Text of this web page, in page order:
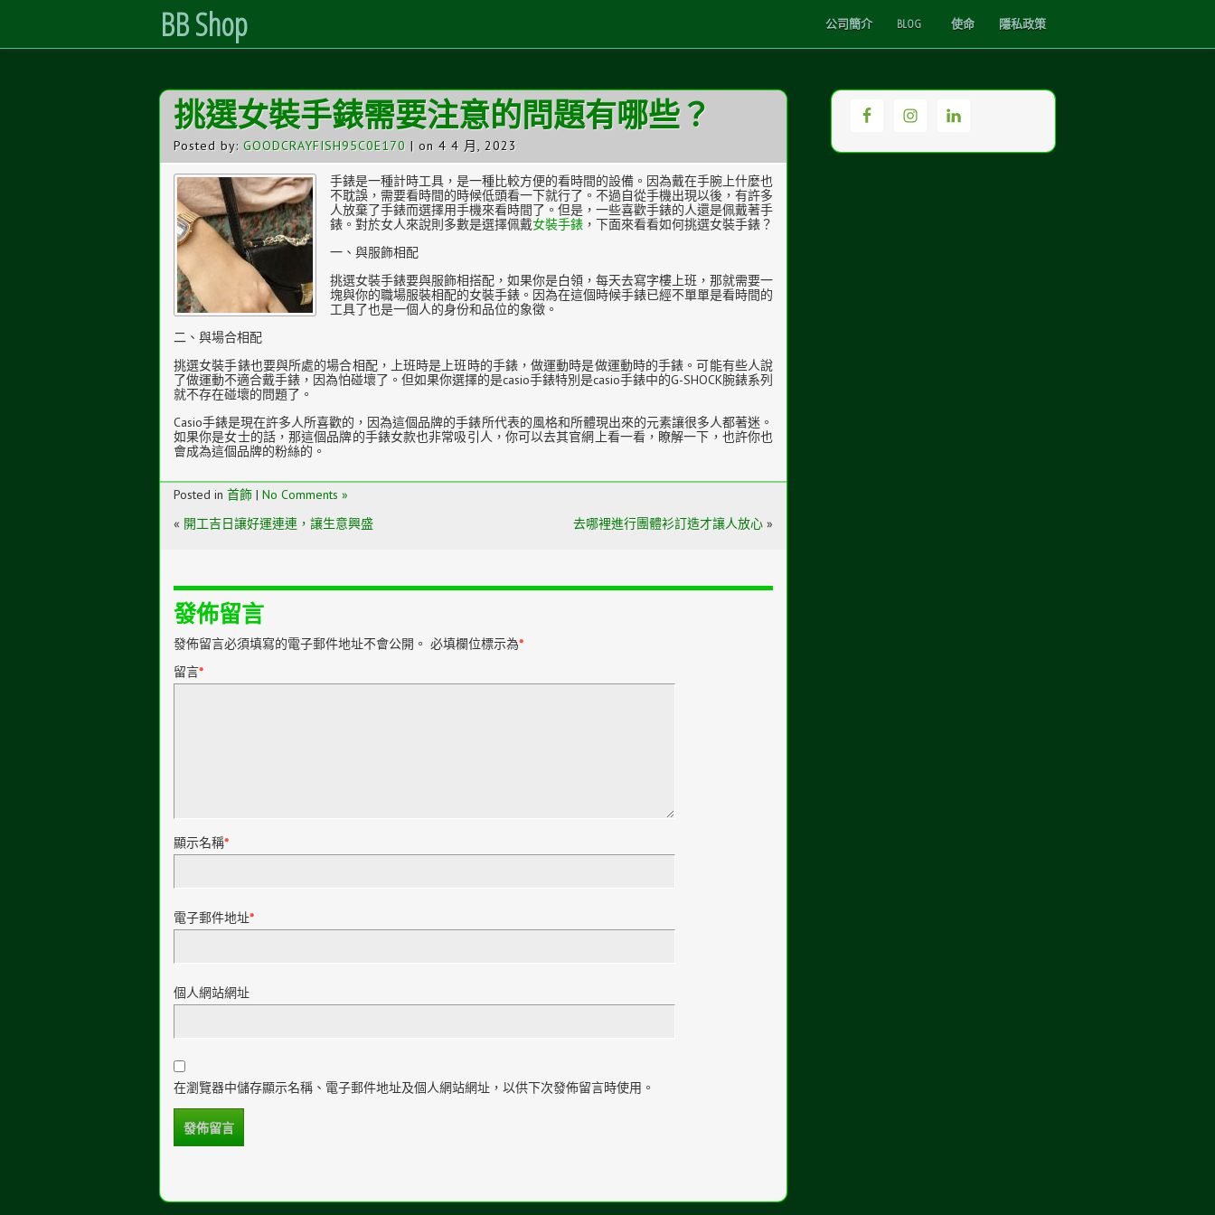
BB Shop 公司簡介 BLOG 使命 隱私政策
挑選女裝手錶需要注意的問題有哪些？
Posted by: GOODCRAYFISH95C0E170 | on 4 4 月, 2023
手錶是一種計時工具，是一種比較方便的看時間的設備。因為戴在手腕上什麼也
不耽誤，需要看時間的時候低頭看一下就行了。不過自從手機出現以後，有許多
人放棄了手錶而選擇用手機來看時間了。但是，一些喜歡手錶的人還是佩戴著手
錶。對於女人來說則多數是選擇佩戴女裝手錶 ，下面來看看如何挑選女裝手錶？
一、與服飾相配
挑選女裝手錶要與服飾相搭配，如果你是白領，每天去寫字樓上班，那就需要一
塊與你的職場服裝相配的女裝手錶。因為在這個時候手錶已經不單單是看時間的
工具了也是一個人的身份和品位的象徵。
二、與場合相配
挑選女裝手錶也要與所處的場合相配，上班時是上班時的手錶，做運動時是做運動時的手錶。可能有些人說
了做運動不適合戴手錶，因為怕碰壞了。但如果你選擇的是casio手錶特別是casio手錶中的G-SHOCK腕錶系列
就不存在碰壞的問題了。
Casio手錶是現在許多人所喜歡的，因為這個品牌的手錶所代表的風格和所體現出來的元素讓很多人都著迷。
如果你是女士的話，那這個品牌的手錶女款也非常吸引人，你可以去其官網上看一看，瞭解一下，也許你也
會成為這個品牌的粉絲的。
Posted in 首飾 | No Comments »
« 開工吉日讓好運連連，讓生意興盛 去哪裡進行團體衫訂造才讓人放心 »
發佈留言
發佈留言必須填寫的電子郵件地址不會公開。 必填欄位標示為*
留言*
顯示名稱*
電子郵件地址*
個人網站網址
在瀏覽器中儲存顯示名稱、電子郵件地址及個人網站網址，以供下次發佈留言時使用。